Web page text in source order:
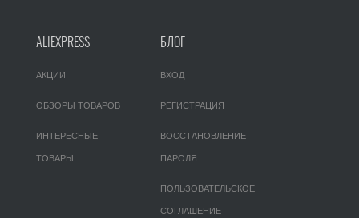
ALIEXPRESS
АКЦИИ
ОБЗОРЫ ТОВАРОВ
ИНТЕРЕСНЫЕ
ТОВАРЫ
БЛОГ
ВХОД
РЕГИСТРАЦИЯ
ВОССТАНОВЛЕНИЕ
ПАРОЛЯ
ПОЛЬЗОВАТЕЛЬСКОЕ
СОГЛАШЕНИЕ